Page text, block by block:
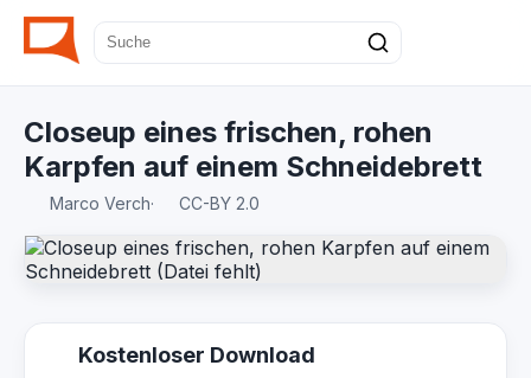
Closeup eines frischen, rohen
Karpfen auf einem Schneidebrett
Marco Verch· CC-BY 2.0
Kostenloser Download